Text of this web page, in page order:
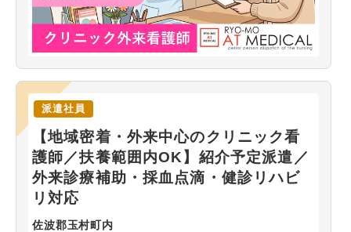
派遣社員
【地域密着・外来中心のクリニック看
護師／扶養範囲内OK】紹介予定派遣／
外来診療補助・採血点滴・健診リハビ
リ対応
佐波郡玉村町内